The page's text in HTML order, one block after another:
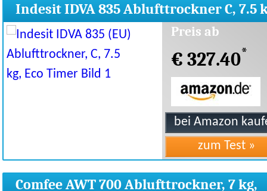
Indesit IDVA 835 Ablufttrockner C, 7.5
Eco Timer
Preis ab
€ 327.40*
Comfee AWT 700 Ablufttrockner, 7 kg,